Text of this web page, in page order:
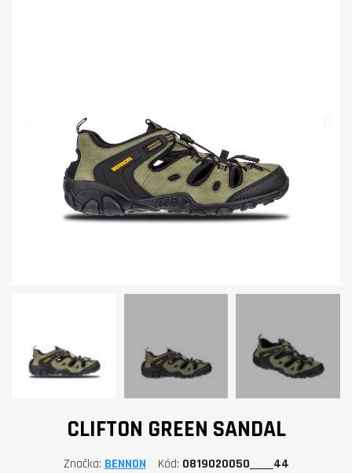
CLIFTON GREEN SANDAL
Značka BENNON Kód 0819020050_____44